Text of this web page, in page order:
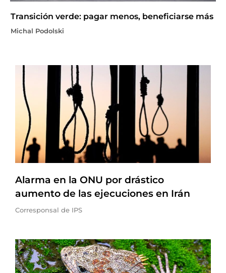
Transición verde: pagar menos, beneficiarse más
Michal Podolski
Alarma en la ONU por drástico
aumento de las ejecuciones en Irán
Corresponsal de IPS